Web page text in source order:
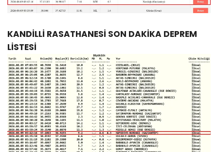
KANDİLLİ RASATHANESİ SON DAKİKA DEPREM
LİSTESİ